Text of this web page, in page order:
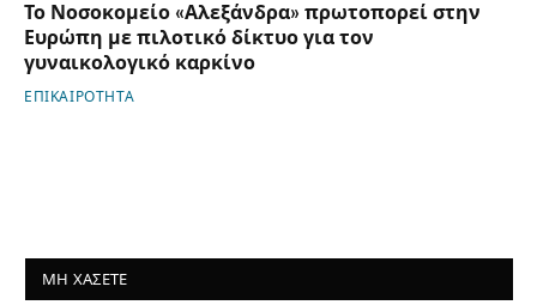
Το Νοσοκομείο «Αλεξάνδρα» πρωτοπορεί στην
Ευρώπη με πιλοτικό δίκτυο για τον
γυναικολογικό καρκίνο
ΕΠΙΚΑΙΡΟΤΗΤΑ
ΜΗ ΧΑΣΕΤΕ